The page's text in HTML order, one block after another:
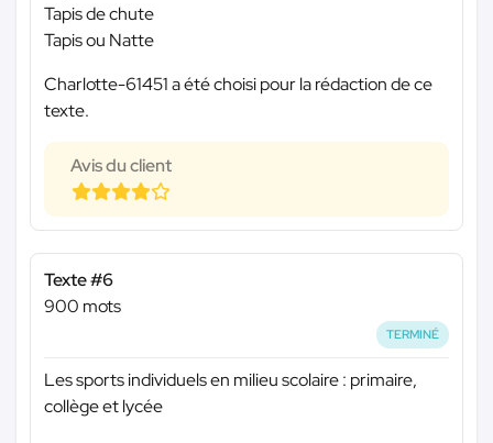
Tapis de chute
Tapis ou Natte
Charlotte-61451 a été choisi pour la rédaction de ce
texte.
Avis du client
Texte #6
900 mots
TERMINÉ
Les sports individuels en milieu scolaire : primaire,
collège et lycée